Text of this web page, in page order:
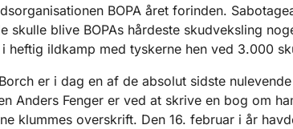
BOPA året forinden.
skulle blive BOPAs hårdeste skudveksling
heftig ildkamp med tyskerne hen ved 3.000
er i dag en af de absolut sidste
Anders Fenger er ved at skrive en bog om
klummes overskrift. Den 16. februar i år